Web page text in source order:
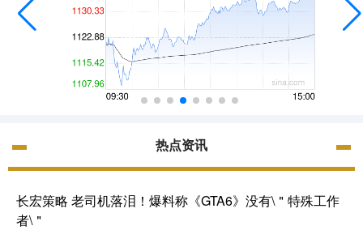
热点资讯
长宏策略 老司机落泪！爆料称《GTA6》没有\＂特殊工作
者\＂